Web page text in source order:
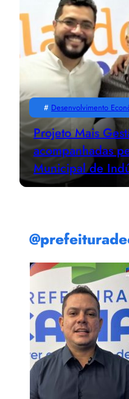
# Desenvolvimento
Projeto Mais
acompanhadas
Municipal de